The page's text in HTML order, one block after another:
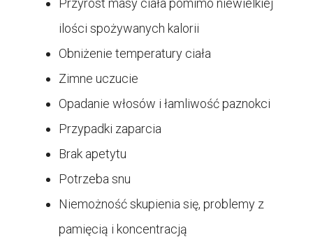
ilości spożywanych kalorii
Obniżenie temperatury ciała
Zimne uczucie
Opadanie włosów i łamliwość paznokci
Przypadki zaparcia
Brak apetytu
Potrzeba snu
Niemożność skupienia się, problemy z
pamięcią i koncentracją